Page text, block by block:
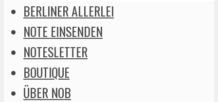
BERLINER ALLERLEI
NOTE EINSENDEN
NOTESLETTER
BOUTIQUE
ÜBER NOB